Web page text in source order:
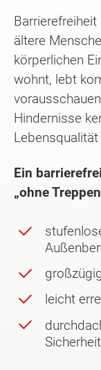
ältere
körperlichen
wohnt, lebt
Hindernisse
Ein
„ohne
leicht